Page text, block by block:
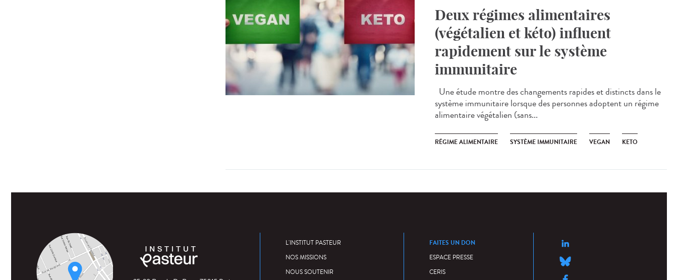
Deux régimes alimentaires
(végétalien et kéto) influent
rapidement sur le système
immunitaire
Une étude montre des changements rapides et distincts dans le
système immunitaire lorsque des personnes adoptent un régime
alimentaire végétalien (sans...
RÉGIME ALIMENTAIRE SYSTÈME IMMUNITAIRE VEGAN KETO
L'INSTITUT PASTEUR
NOS MISSIONS
NOUS SOUTENIR
FAITES UN DON
ESPACE PRESSE
CERIS